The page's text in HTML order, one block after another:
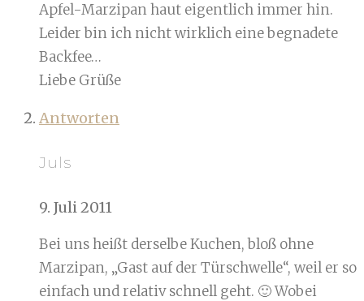
Apfel-Marzipan haut eigentlich immer hin.
Leider bin ich nicht wirklich eine begnadete
Backfee…
Liebe Grüße
Antworten
Juls
9. Juli 2011
Bei uns heißt derselbe Kuchen, bloß ohne
Marzipan, „Gast auf der Türschwelle“, weil er so
einfach und relativ schnell geht. 🙂 Wobei